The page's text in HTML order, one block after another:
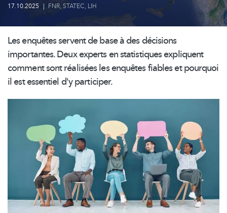
17.10.2025 | FNR, STATEC, LIH
Les enquêtes servent de base à des décisions
importantes. Deux experts en statistiques expliquent
comment sont réalisées les enquêtes fiables et pourquoi
il est essentiel d'y participer.